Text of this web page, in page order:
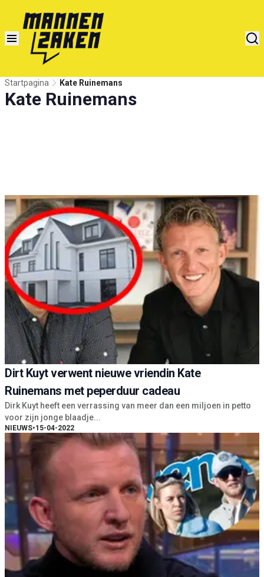
Startpagina Kate Ruinemans
Kate Ruinemans
Dirt Kuyt verwent nieuwe vriendin Kate
Ruinemans met peperduur cadeau
Dirk Kuyt heeft een verrassing van meer dan een miljoen in petto
voor zijn jonge blaadje...
NIEUWS•15-04-2022